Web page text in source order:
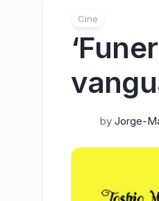
Cine
by Jorge-